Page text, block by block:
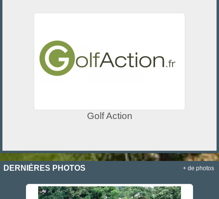
Golf Action
DERNIÈRES PHOTOS + de photos